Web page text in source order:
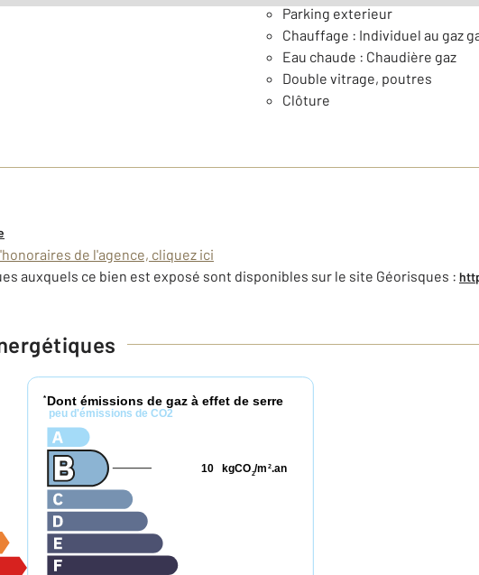
Parking exterieur
Chauffage : Individuel au gaz
Eau chaude : Chaudière gaz
Double vitrage, poutres
Clôture
de l'agence, cliquez ici
auxquels ce bien est exposé sont disponibles sur le site Géorisques :
* Dont émissions de gaz à effet de serre
peu d'émissions de CO2
kgCO2/m 2.an
10